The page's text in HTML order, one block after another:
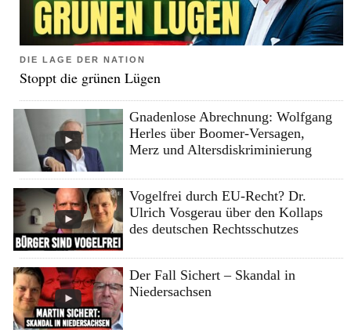
DIE LAGE DER NATION
Stoppt die grünen Lügen
Gnadenlose Abrechnung: Wolfgang
Herles über Boomer-Versagen,
Merz und Altersdiskriminierung
Vogelfrei durch EU-Recht? Dr.
Ulrich Vosgerau über den Kollaps
des deutschen Rechtsschutzes
Der Fall Sichert – Skandal in
Niedersachsen